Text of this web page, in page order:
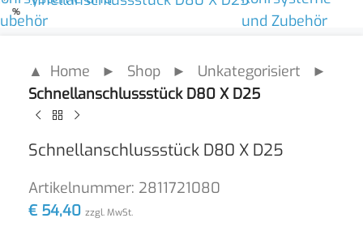
%
▲ Home ► Shop ► Unkategorisiert ►
Schnellanschlussstück D80 X D25
Schnellanschlussstück D80 X D25
Artikelnummer: 2811721080
€ 54,40 zzgl. MwSt.